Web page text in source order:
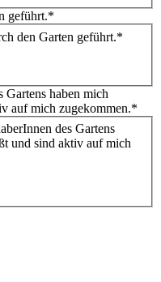
geführt.*
den Garten geführt.*
haben mich
auf mich zugekommen.*
des Gartens
und sind aktiv auf mich